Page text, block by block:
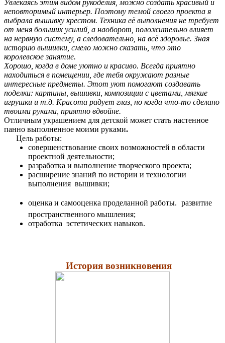
Увлекаясь этим видом рукоделия, можно создать красивый и
неповторимый интерьер. Поэтому темой своего проекта я
выбрала вышивку крестом. Техника её выполнения не требует
от меня больших усилий, а наоборот, положительно влияет
на нервную систему, а следовательно, на всё здоровье. Зная
историю вышивки, смело можно сказать, что это
королевское занятие.
Хорошо, когда в доме уютно и красиво. Всегда приятно
находиться в помещении, где тебя окружают разные
интересные предметы. Этот уют помогают создавать
поделки: картины, вышивки, композиции с цветами, мягкие
игрушки и т.д. Красота радует глаз, но когда что-то сделано
твоими руками, приятно вдвойне.
Отличным украшением для детской может стать настенное
панно выполненное моими руками.
Цель работы:
совершенствование своих возможностей в области
проектной деятельности;
разработка и выполнение творческого проекта;
расширение знаний по истории и технологии
выполнения вышивки;
оценка и самооценка проделанной работы. развитие
пространственного мышления;
отработка эстетических навыков.
История возникновения